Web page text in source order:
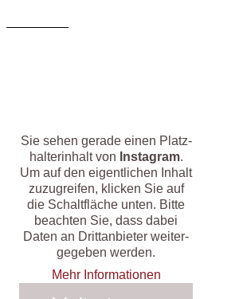
Sie sehen gera­de einen Platz­
hal­ter­in­halt von Insta­gram.
Um auf den eigent­li­chen Inhalt
zuzu­grei­fen, kli­cken Sie auf
die Schalt­flä­che unten. Bit­te
beach­ten Sie, dass dabei
Daten an Dritt­an­bie­ter wei­ter­
ge­ge­ben werden.
Mehr Infor­ma­tio­nen